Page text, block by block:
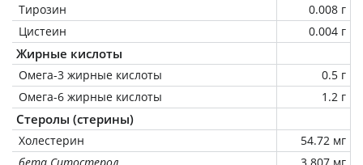
Тирозин
0.008 г
Цистеин
0.004 г
Жирные кислоты
Омега-3 жирные кислоты
0.5 г
Омега-6 жирные кислоты
1.2 г
Стеролы (стерины)
Холестерин
54.72 мг